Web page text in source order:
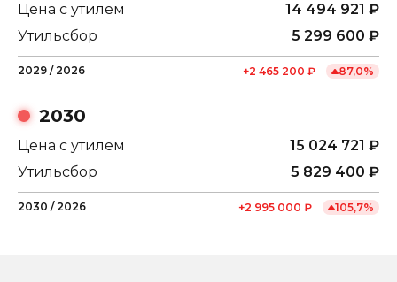
Цена с утилем 14 494 921 ₽
Утильсбор
5 299 600 ₽
2029 / 2026 +2 465 200 ₽ 87,0%
2030
Цена с утилем 15 024 721 ₽
Утильсбор
5 829 400 ₽
2030 / 2026 +2 995 000 ₽ 105,7%